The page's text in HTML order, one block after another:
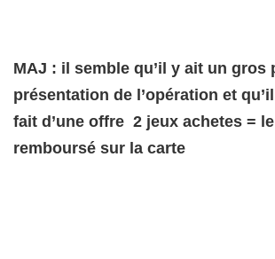
MAJ : il semble qu’il y ait un gros
présentation de l’opération et
fait d’une offre 2 jeux achetes =
remboursé sur la carte